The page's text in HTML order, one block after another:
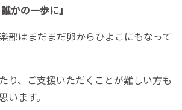
かの一歩に」
部はまだまだ卵からひよこにもなって
り、ご支援いただくことが難しい方も
います。